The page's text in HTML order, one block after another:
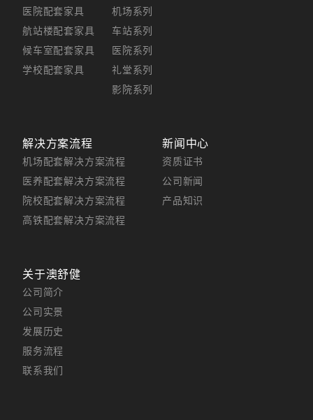
医院配套家具
航站楼配套家具
候车室配套家具
学校配套家具
机场系列
车站系列
医院系列
礼堂系列
影院系列
解决方案流程
机场配套解决方案流程
医养配套解决方案流程
院校配套解决方案流程
高铁配套解决方案流程
新闻中心
资质证书
公司新闻
产品知识
关于澳舒健
公司简介
公司实景
发展历史
服务流程
联系我们